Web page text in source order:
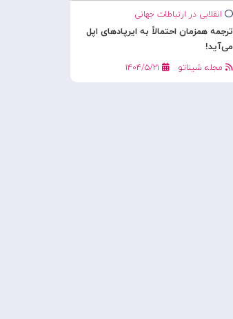
انقلابی در ارتباطات جهانی
ترجمه همزمان احتمالاً به ایرپادهای اپل
می‌آید!
مجله شیناتو ۱۴۰۴/۵/۲۱